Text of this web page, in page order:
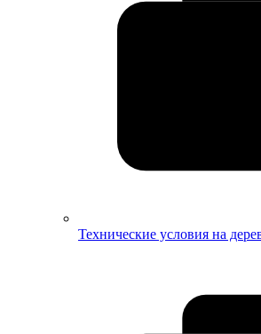
Технические условия на